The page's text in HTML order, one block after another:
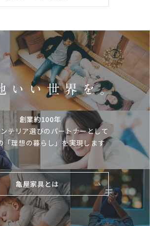
創業約100年
テリア選びのパートナーとして
「理想の暮らし」を実現します
亀屋家具とは